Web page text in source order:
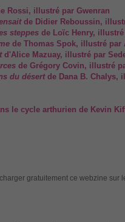
Rossi, illustré par Gwenran
de Didier Reboussin,
steppes de Loïc Henry,
de Thomas Spok, illustré par
d'Alice Mazuay, illustré par
de Grégory Covin, illustré
du désertde Dana B. Chalys,
le cycle arthurien de Kevin
gratuitement ce webzine sur